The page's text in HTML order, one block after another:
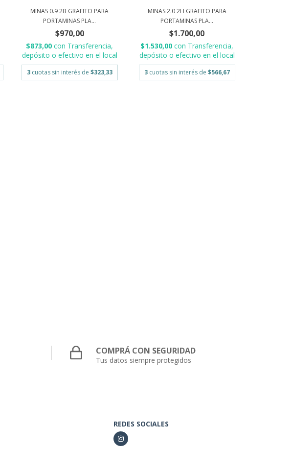
MINAS 0.9 2B GRAFITO PARA
PORTAMINAS PLA...
$970,00
$873,00con Transferencia,
depósito o efectivo en el local
3 cuotas sin interés de $323,33
MINAS 2.0 2H GRAFITO PARA
PORTAMINAS PLA...
$1.700,00
$1.530,00con Transferencia,
depósito o efectivo en el local
3 cuotas sin interés de $566,67
COMPRÁ CON SEGURIDAD
Tus datos siempre protegidos
REDES SOCIALES